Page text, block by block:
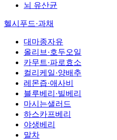
뇌 유산균
헬시푸드·과채
대마종자유
올리브·호두오일
카무트·파로효소
컬리케일·양배추
레몬즙·애사비
블루베리·빌베리
마시는샐러드
하스카프베리
야생베리
말차